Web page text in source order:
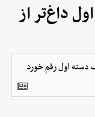
داغ‌تر از
دسته اول رقم خورد